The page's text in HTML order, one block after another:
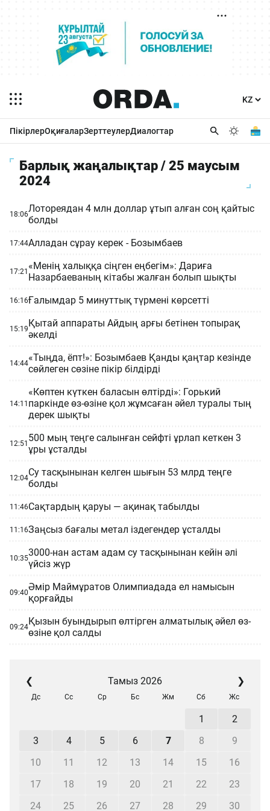
ПікірлерОқиғаларЗерттеулерДиалогтар
Барлық жаңалықтар / 25 маусым
2024
18:06Лотореядан 4 млн доллар ұтып алған соң қайтыс
болды
17:44Алладан сұрау керек - Бозымбаев
17:21 «Менің халыққа сіңген еңбегім»: Дариға
Назарбаеваның кітабы жалған болып шықты
16:16Ғалымдар 5 минуттық түрмені көрсетті
15:19Қытай аппараты Айдың арғы бетінен топырақ
әкелді
14:44«Тыңда, ёпт!»: Бозымбаев Қанды қаңтар кезінде
сөйлеген сөзіне пікір білдірді
14:11
«Көптен күткен баласын өлтірді»: Горький
паркінде өз-өзіне қол жұмсаған әйел туралы тың
дерек шықты
12:51 500 мың теңге салынған сейфті ұрлап кеткен 3
ұры ұсталды
12:04Су тасқынынан келген шығын 53 млрд теңге
болды
11:46Сақтардың қаруы — ақинақ табылды
11:16Заңсыз бағалы метал іздегендер ұсталды
10:353000-нан астам адам су тасқынынан кейін әлі
үйсіз жүр
09:40Әмір Маймұратов Олимпиадада ел намысын
қорғайды
09:24Қызын буындырып өлтірген алматылық әйел өз-
өзіне қол салды
❮ Тамыз 2026 ❯
Дс Сс Ср Бс Жм Сб Жс
1
2
3
4 5 6 7 8
9
10
11 12 13 14 15
16
17
18 19 20 21 22
23
24
25 26 27 28 29 30